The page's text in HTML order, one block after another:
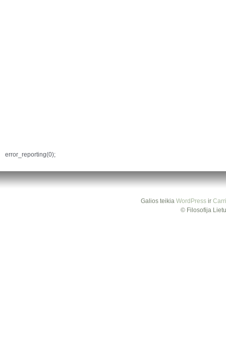
error_reporting(0);
Galios teikia WordPressir
© Filosofija